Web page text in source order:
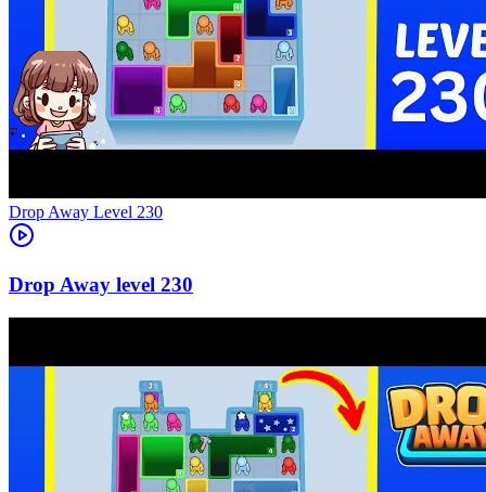
Level 230
230